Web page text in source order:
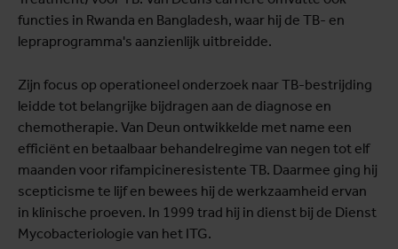
functies in Rwanda en Bangladesh, waar hij de TB- en
lepraprogramma's aanzienlijk uitbreidde.
Zijn focus op operationeel onderzoek naar TB-bestrijding
leidde tot belangrijke bijdragen aan de diagnose en
chemotherapie. Van Deun ontwikkelde met name een
efficiënt en betaalbaar behandelregime van negen tot elf
maanden voor rifampicineresistente TB. Daarmee ging hij
scepticisme te lijf en bewees hij de werkzaamheid ervan
in klinische proeven. In 1999 trad hij in dienst bij de Dienst
Mycobacteriologie van het ITG.